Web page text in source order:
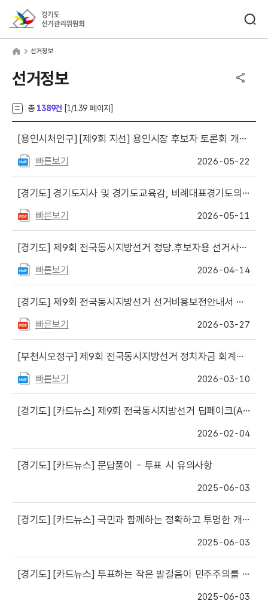
선거정보
선거정보
총 1389건 [1/139 페이지]
[용인시처인구] [제9회 지선] 용인시장 후보자 토론회 개최 공표
빠른보기 2026-05-22
[경기도] 경기도지사 및 경기도교육감, 비례대표경기도의원 선거벽보·선거공보 작성·제출수량 및 선거공약서 작성수량 등 공고
빠른보기 2026-05-11
[경기도] 제9회 전국동시지방선거 정당.후보자용 선거사무안내책자 및 서식 게시(경기도교육감, 경기도지사, 비례대표경기도의회의원)
빠른보기 2026-04-14
[경기도] 제9회 전국동시지방선거 선거비용보전안내서 게시
빠른보기 2026-03-27
[부천시오정구] 제9회 전국동시지방선거 정치자금 회계실무 책자(서식) 게시
빠른보기 2026-03-10
[경기도] [카드뉴스] 제9회 전국동시지방선거 딥페이크(AI)를 이용한 선거운동?
2026-02-04
[경기도] [카드뉴스] 문답풀이 - 투표 시 유의사항
2025-06-03
[경기도] [카드뉴스] 국민과 함께하는 정확하고 투명한 개표
2025-06-03
[경기도] [카드뉴스] 투표하는 작은 발걸음이 민주주의를 위한 큰 걸음
2025-06-03